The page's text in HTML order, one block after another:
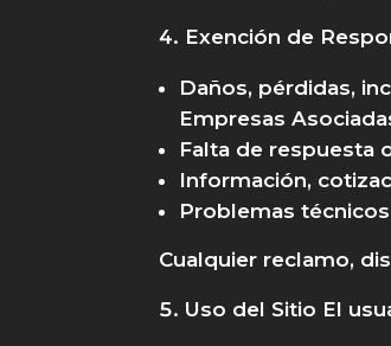
Exención de
Daños, pérdidas,
Empresas
Falta de respuesta
Información,
Problemas
Cualquier reclamo,
Uso del Sitio El